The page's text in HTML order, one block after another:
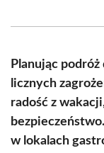
(Twitter)
Planując
licznych
radość z
w lokalach